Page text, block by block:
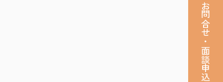
お問合せ・面談申込